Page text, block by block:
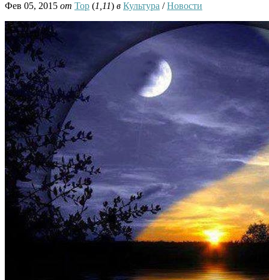
Фев 05, 2015 от Тор (1,11) в Культура /Новости